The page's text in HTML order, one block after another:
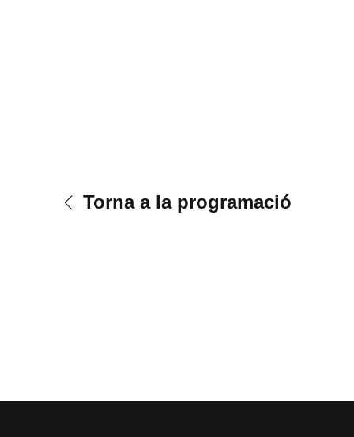
Torna a la programació